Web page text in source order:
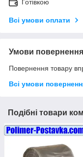
Готівкою
Всі умови оплати
Умови повернення
Повернення товару
Всі умови
Подібні товари